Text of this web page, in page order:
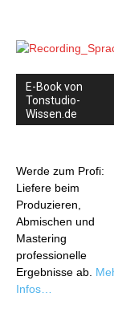
E-Book von
Tonstudio-
Wissen.de
Werde zum Profi:
Liefere beim
Produzieren,
Abmischen und
Mastering
professionelle
Ergebnisse ab.
Infos…